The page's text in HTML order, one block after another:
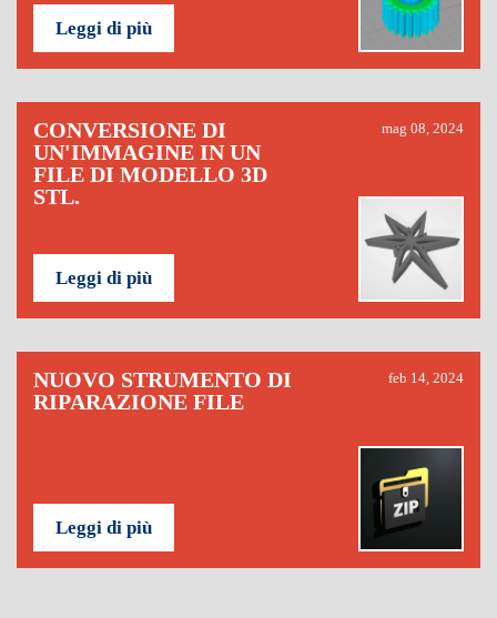
Leggi di più
CONVERSIONE DI
UN'IMMAGINE IN UN
FILE DI MODELLO 3D
STL.
mag 08, 2024
Leggi di più
NUOVO STRUMENTO DI
RIPARAZIONE FILE
feb 14, 2024
Leggi di più